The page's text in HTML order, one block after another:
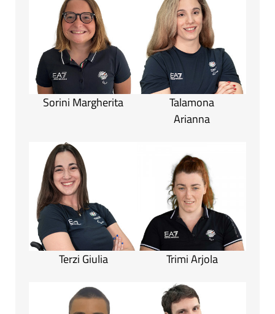
Sorini Margherita
Talamona
Arianna
Terzi Giulia Trimi Arjola